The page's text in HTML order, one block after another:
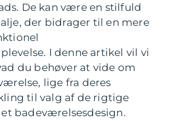
De kan være en stilfuld
der bidrager til en mere
I denne artikel vil vi
du behøver at vide om
lige fra deres
til valg af de rigtige
badeværelsesdesign.